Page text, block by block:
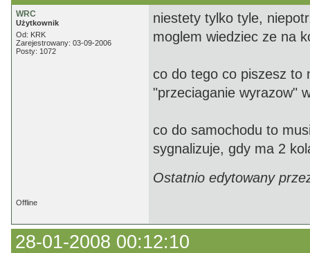
WRC
Użytkownik
Od: KRK
Zarejestrowany: 03-09-2006
Posty: 1072
niestety tylko tyle,
moglem wiedziec ze na
co do tego co piszesz to
"przeciaganie wyrazow"
co do samochodu to
sygnalizuje, gdy ma 2
Ostatnio edytowany
Offline
28-01-2008 00:12:10